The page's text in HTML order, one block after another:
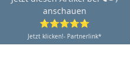
anschauen
⭐⭐⭐⭐⭐
Jetzt klicken!- Partnerlink*